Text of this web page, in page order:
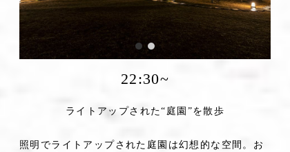
22:30~
ライトアップされた“庭園”を散歩
照明でライトアップされた庭園は幻想的な空間。お